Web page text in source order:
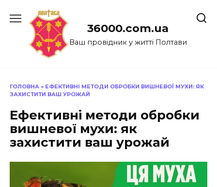
до
36000.com.ua
Ваш провідник у житті Полтави
ГОЛОВНА » ЕФЕКТИВНІ МЕТОДИ ОБРОБКИ ВИШНЕВОЇ МУХИ: ЯК
ЗАХИСТИТИ ВАШ УРОЖАЙ
Ефективні методи обробки
вишневої мухи: як
захистити ваш урожай